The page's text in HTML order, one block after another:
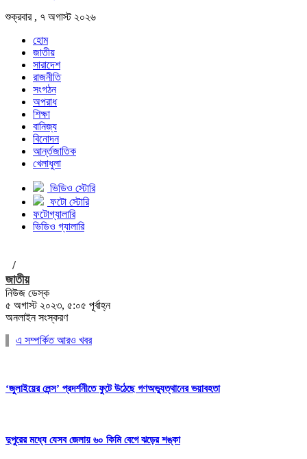
শুক্রবার , ৭ অগাস্ট ২০২৬
হোম
জাতীয়
সারাদেশ
রাজনীতি
সংগঠন
অপরাধ
শিক্ষা
বানিজ্য
বিনোদন
আর্ন্তজাতিক
খেলাধুলা
ভিডিও স্টোরি
ফটো স্টোরি
ফটোগ্যালারি
ভিডিও গ্যালারি
/
জাতীয়
নিউজ ডেস্ক
৫ অগাস্ট ২০২৩, ৫:০৫ পূর্বাহ্ন
অনলাইন সংস্করণ
এ সম্পর্কিত আরও খবর
‘জুলাইয়ের লেন্স’ প্রদর্শনীতে ফুটে উঠেছে গণঅভ্যুত্থানের ভয়াবহতা
দুপুরের মধ্যে যেসব জেলায় ৬০ কিমি বেগে ঝড়ের শঙ্কা